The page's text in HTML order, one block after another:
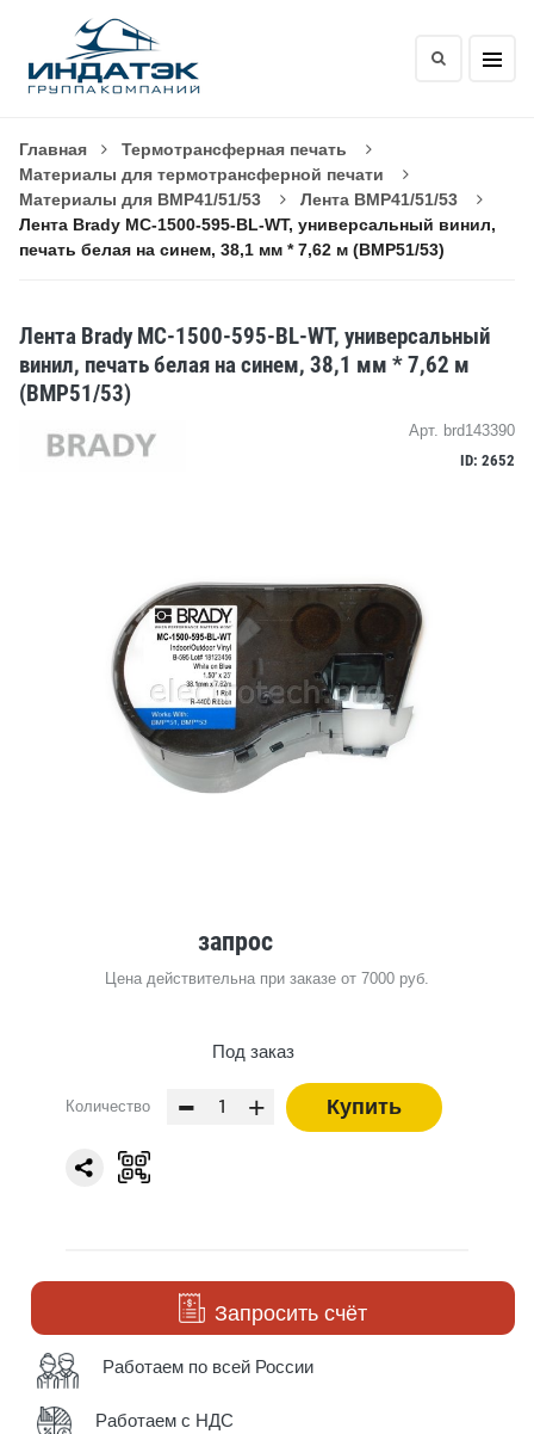
Главная
Термотрансферная печать
Материалы для термотрансферной печати
Материалы для BMP41/51/53
Лента BMP41/51/53
Лента Brady MC-1500-595-BL-WT, универсальный винил,
печать белая на синем, 38,1 мм * 7,62 м (BMP51/53)
Лента Brady MC-1500-595-BL-WT, универсальный
винил, печать белая на синем, 38,1 мм * 7,62 м
(BMP51/53)
Арт. brd143390
ID: 2652
запрос
Цена действительна при заказе от 7000 руб.
Под заказ
Количество - + Купить
Запросить счёт
Работаем по всей России
Работаем с НДС